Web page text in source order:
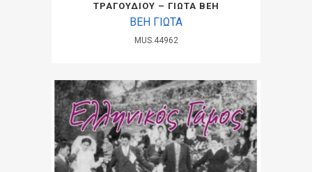
ΤΡΑΓΟΥΔΙΟΥ – ΓΙΩΤΑ ΒΕΗ
ΒΕΗ ΓΙΩΤΑ
MUS.44962